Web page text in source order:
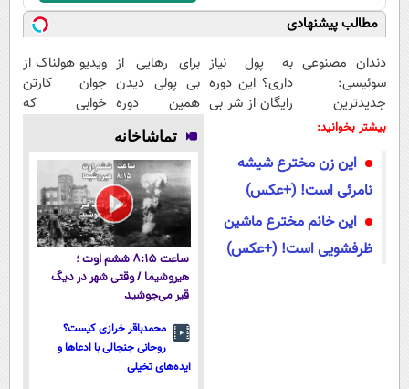
مطالب پیشنهادی
دندان مصنوعی
سوئیسی:
جدیدترین
فناوری اروپا،
پرداخت قسطی
به پول نیاز
داری؟ این دوره
رایگان از شر بی
برای رهایی از
بی پولی دیدن
همین دوره
رایگان کافیه!
(شمارتو وارد
کن)
ویدیو هولناک از
جوان کارتن
خوابی که
بیشتر بخوانید:
این زن مخترع شیشه
نامرئی است! (+عکس)
این خانم مخترع ماشین
ظرفشویی است! (+عکس)
تماشاخانه
ساعت ۸:۱۵ ششم اوت ؛
هیروشیما / وقتی شهر در دیگ
قیر می‌جوشید
محمدباقر خرازی کیست؟
روحانی جنجالی با ادعاها و
ایده‌های تخیلی